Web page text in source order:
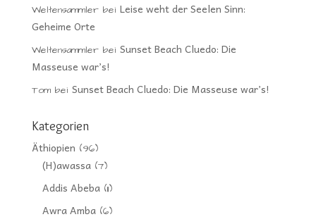
Weltensammlerbei Leise weht der Seelen Sinn:
Geheime Orte
Weltensammlerbei Sunset Beach Cluedo: Die
Masseuse war’s!
Tombei Sunset Beach Cluedo: Die Masseuse war’s!
Kategorien
Äthiopien (96)
(H)awassa(7)
Addis Abeba(11)
Awra Amba(6)